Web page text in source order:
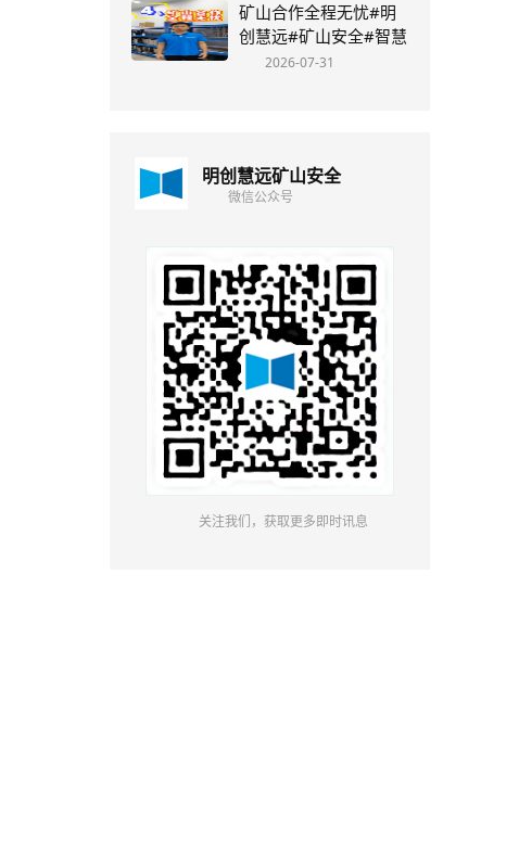
矿山合作全程无忧#明
创慧远#矿山安全#智慧
矿山#矿山设计#矿山施
2026-07-31
明创慧远矿山安全
微信公众号
关注我们，获取更多即时讯息